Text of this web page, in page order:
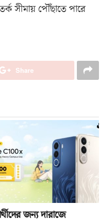
সীমায় পৌঁছাতে পারে
Share
জন্য দারাজে